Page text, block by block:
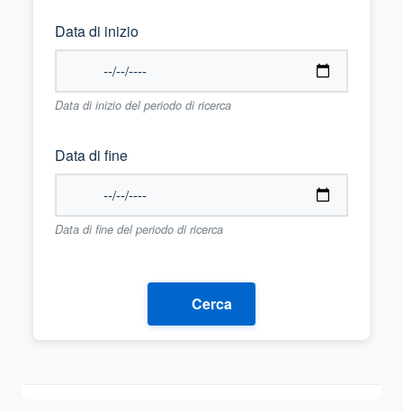
Data di inizio
Data di inizio del periodo di ricerca
Data di fine
Data di fine del periodo di ricerca
Cerca